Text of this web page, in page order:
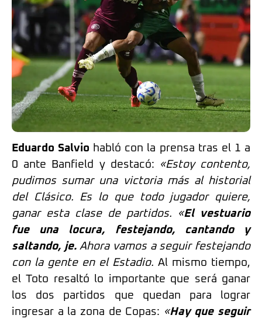
Eduardo Salvio habló con la prensa tras el 1 a
0 ante Banfield y destacó:
«Estoy contento,
pudimos sumar una victoria más al historial
del Clásico. Es lo que todo jugador quiere,
ganar esta clase de partidos. «El vestuario
fue una locura, festejando, cantando y
saltando, je.Ahora vamos a seguir festejando
con la gente en el Estadio. Al mismo tiempo,
el Toto resaltó lo importante que será ganar
los dos partidos que quedan para lograr
ingresar a la zona de Copas: «Hay que seguir